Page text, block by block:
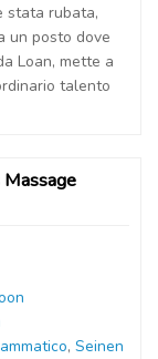
stata rubata,
un posto dove
Loan, mette a
talento
, Seinen